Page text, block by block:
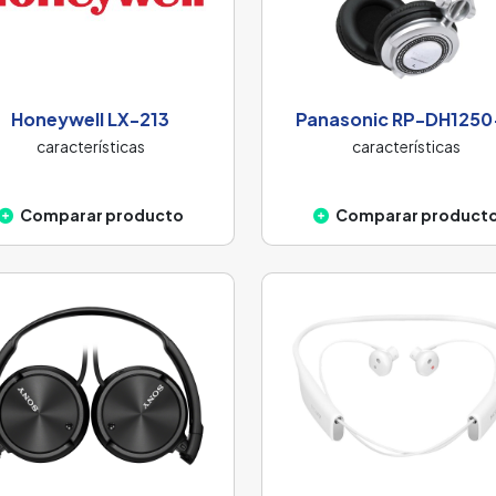
Honeywell LX-213
características
Comparar producto
Panasonic RP-
características
Comparar